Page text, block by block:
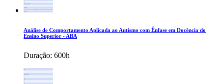
Análise de Comportamento Aplicada ao Autismo com Ênfase em Docência do
Ensino Superior - ABA
Duração: 600h